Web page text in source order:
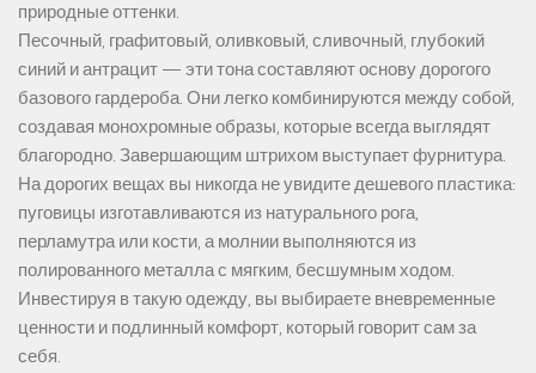
природные оттенки.
Песочный, графитовый, оливковый, сливочный, глубокий
синий и антрацит — эти тона составляют основу дорогого
базового гардероба. Они легко комбинируются между собой,
создавая монохромные образы, которые всегда выглядят
благородно. Завершающим штрихом выступает фурнитура.
На дорогих вещах вы никогда не увидите дешевого пластика:
пуговицы изготавливаются из натурального рога,
перламутра или кости, а молнии выполняются из
полированного металла с мягким, бесшумным ходом.
Инвестируя в такую одежду, вы выбираете вневременные
ценности и подлинный комфорт, который говорит сам за
себя.